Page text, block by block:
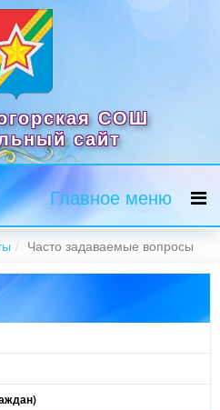
СОШ
сайт
Главное меню
Часто задаваемые вопросы